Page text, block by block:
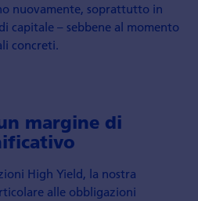
nuovamente, soprattutto in
capitale – sebbene al momento
concreti.
margine di
High Yield, la nostra
alle obbligazioni